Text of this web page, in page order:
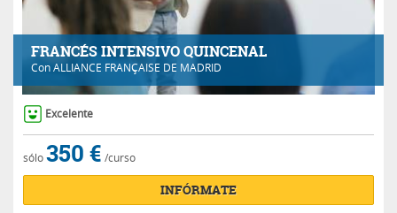
FRANCÉS INTENSIVO QUINCENAL
ConALLIANCE FRANÇAISE DE MADRID
Excelente
sólo350 € /curso
INFÓRMATE